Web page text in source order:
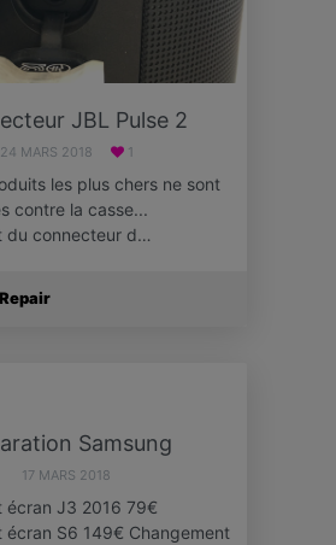
JBL Pulse 2
24 MARS 2018 1
les plus chers ne sont
contre la casse...
du connecteur d…
Samsung
17 MARS 2018
écran J3 2016 79€
écran S6 149€ Changement